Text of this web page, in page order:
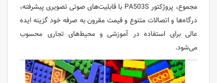
مجموع، پروژکتور PA503S با قابلیت‌های صوتی تصویری پیشرفته،
درگاه‌ها و اتصالات متنوع و قیمت مقرون به صرفه خود گزینه ایده
عالی برای استفاده در آموزشی و محیط‌های تجاری محسوب
می‌شود.